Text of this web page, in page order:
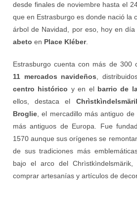
desde finales de noviembre hasta el
que en Estrasburgo es donde nació la
árbol de Navidad, por eso, hoy en día
abeto en Place Kléber.
Estrasburgo cuenta con más de 300
11 mercados navideños ,
centro histórico y en el barrio de
ellos, destaca el
Broglie , el mercadillo más antiguo
más antiguos de Europa. Fue
1570 aunque sus orígenes se
de sus tradiciones más
bajo el arco del
comprar artesanías y artículos de